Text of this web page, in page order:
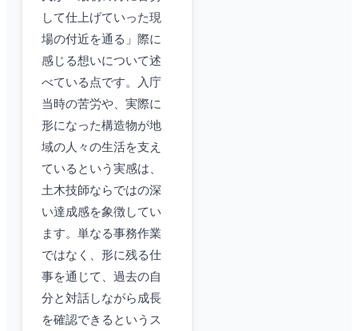
して仕上げていった現
場の付近を通る」際に
感じる想いについて述
べている点です。入庁
当時の苦労や、実際に
形になった構造物が地
域の人々の生活を支え
ているという実感は、
土木技師ならではの深
い達成感を象徴してい
ます。単なる事務作業
ではなく、形に残る仕
事を通じて、過去の自
分と対話しながら成長
を確認できるというス